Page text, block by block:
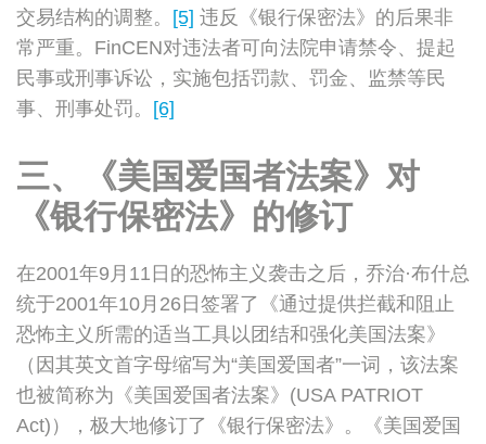
交易结构的调整。 [5] 违反《银行保密法》的后果非
常严重。FinCEN对违法者可向法院申请禁令、提起
民事或刑事诉讼，实施包括罚款、罚金、监禁等民
事、刑事处罚。 [6]
三、《美国爱国者法案》对
《银行保密法》的修订
在2001年9月11日的恐怖主义袭击之后，乔治·布什总
统于2001年10月26日签署了《通过提供拦截和阻止
恐怖主义所需的适当工具以团结和强化美国法案》
（因其英文首字母缩写为“美国爱国者”一词，该法案
也被简称为《美国爱国者法案》(USA PATRIOT
Act)），极大地修订了《银行保密法》。《美国爱国